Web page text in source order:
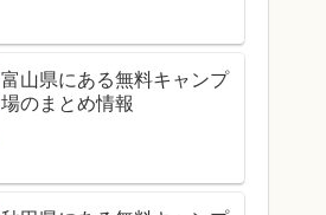
富山県にある無料キャンプ
場のまとめ情報